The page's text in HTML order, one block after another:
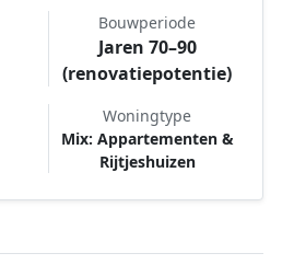
Bouwperiode
Jaren 70–90
(renovatiepotentie)
Woningtype
Mix: Appartementen &
Rijtjeshuizen